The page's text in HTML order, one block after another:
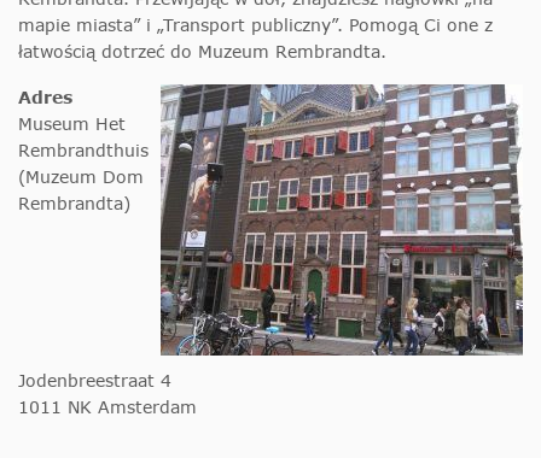
mapie miasta” i „Transport publiczny”. Pomogą Ci one z
łatwością dotrzeć do Muzeum Rembrandta.
Adres
Museum Het
Rembrandthuis
(Muzeum Dom
Rembrandta)
Jodenbreestraat 4
1011 NK Amsterdam